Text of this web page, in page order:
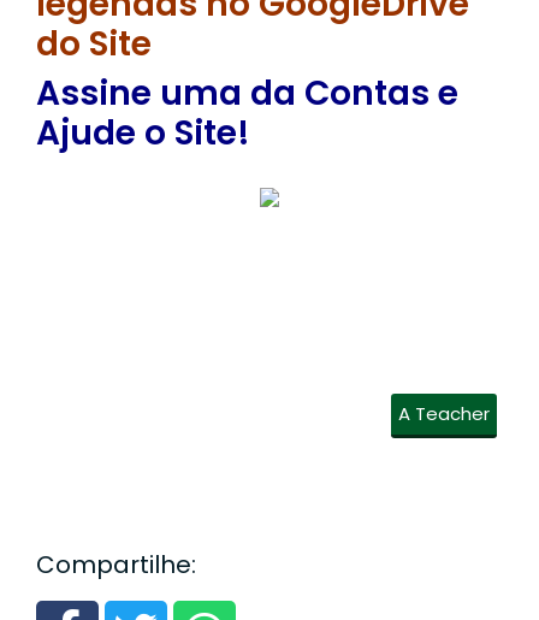
do Site
Assine uma da Contas e
Ajude o Site!
A Teacher
Compartilhe: